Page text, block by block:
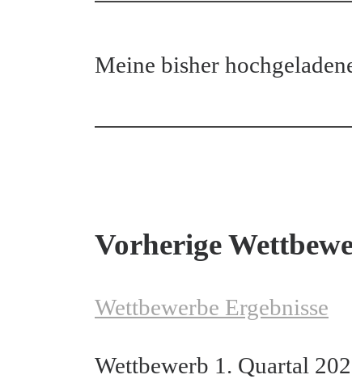
Meine bisher
Vorherige
Wettbewerbe Ergebnisse
Wettbewerb 1. Quartal